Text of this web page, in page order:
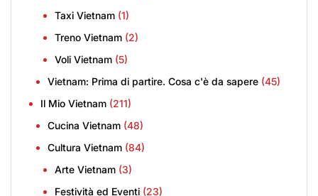
Taxi Vietnam (1)
Treno Vietnam (2)
Voli Vietnam (5)
Vietnam: Prima di partire. Cosa c'è da sapere (45)
Il Mio Vietnam (211)
Cucina Vietnam (48)
Cultura Vietnam (84)
Arte Vietnam (3)
Festività ed Eventi (23)